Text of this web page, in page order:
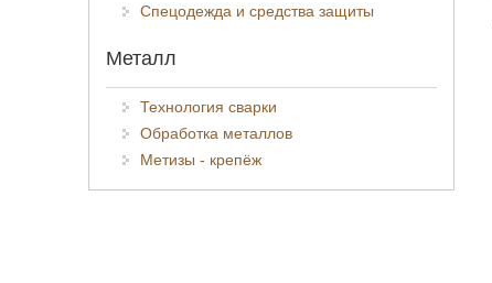
Спецодежда и средства защиты
Металл
Технология сварки
Обработка металлов
Метизы - крепёж